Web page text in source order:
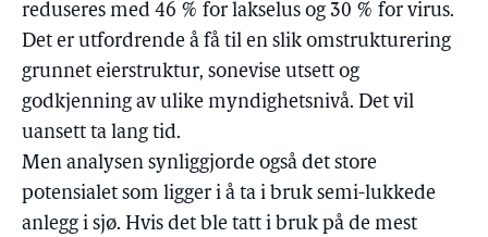
reduseres med 46 % for lakselus og 30 % for virus.
Det er utfordrende å få til en slik omstrukturering
grunnet eierstruktur, sonevise utsett og
godkjenning av ulike myndighetsnivå. Det vil
uansett ta lang tid.
Men analysen synliggjorde også det store
potensialet som ligger i å ta i bruk semi-lukkede
anlegg i sjø. Hvis det ble tatt i bruk på de mest